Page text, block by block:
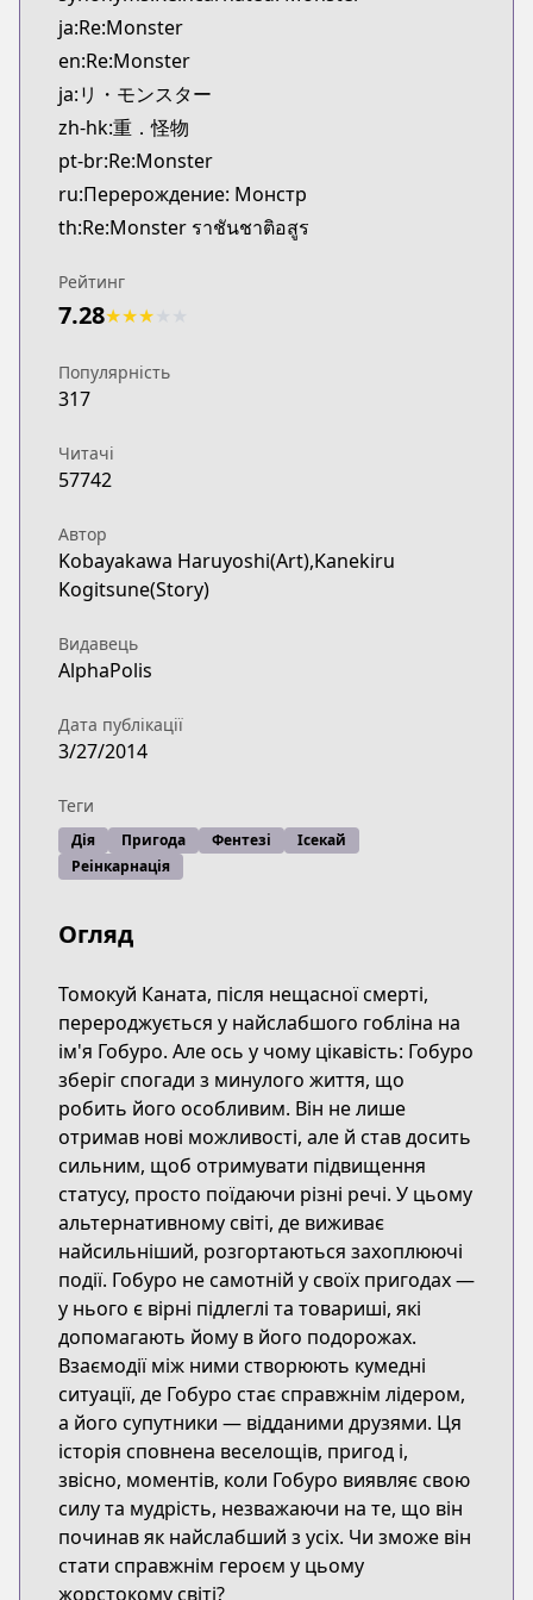
Kitsu
MangaUpdates
MangaUpdates
https://www.mangaupdates.com/
novelUpdates
novelUpdates
https://www.novelupdates.com/series/remonster
Book☆Walker
https://bookwalker.jp/series/62182/list
Official English
http://www.sevenseasentertainment.com/series/
ja:Re:Monster
en:Re:Monster
ja:リ・モンスター
zh-hk:重．怪物
pt-br:Re:Monster
ru:Перерождение: Монстр
th:Re:Monster ราชันชาติอสูร
Рейтинг
7.28★★★
Популярність
317
Читачі
57742
Автор
Kobayakawa Haruyoshi(Art),Kanekiru
Kogitsune(Story)
Видавець
AlphaPolis
Дата публікації
3/27/2014
Теги
Дія Пригода Фентезі
Ісекай
Реінкарнація
Огляд
Томокуй Каната, після нещасної смерті,
перероджується у найслабшого гобліна на
ім'я Гобуро. Але ось у чому цікавість: Гобуро
зберіг спогади з минулого життя, що
робить його особливим. Він не лише
отримав нові можливості, але й став досить
сильним, щоб отримувати підвищення
статусу, просто поїдаючи різні речі. У цьому
альтернативному світі, де виживає
найсильніший, розгортаються захоплюючі
події. Гобуро не самотній у своїх пригодах —
у нього є вірні підлеглі та товариші, які
допомагають йому в його подорожах.
Взаємодії між ними створюють кумедні
ситуації, де Гобуро стає справжнім лідером,
а його супутники — відданими друзями. Ця
історія сповнена веселощів, пригод і,
звісно, моментів, коли Гобуро виявляє свою
силу та мудрість, незважаючи на те, що він
починав як найслабший з усіх. Чи зможе він
стати справжнім героєм у цьому
жорстокому світі?